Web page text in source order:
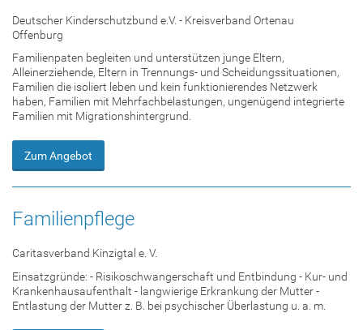
Deutscher Kinderschutzbund e.V. - Kreisverband Ortenau
Offenburg
Familienpaten begleiten und unterstützen junge Eltern,
Alleinerziehende, Eltern in Trennungs- und Scheidungssituationen,
Familien die isoliert leben und kein funktionierendes Netzwerk
haben, Familien mit Mehrfachbelastungen, ungenügend integrierte
Familien mit Migrationshintergrund.
Zum Angebot
Familienpflege
Caritasverband Kinzigtal e. V.
Einsatzgründe: - Risikoschwangerschaft und Entbindung - Kur- und
Krankenhausaufenthalt - langwierige Erkrankung der Mutter -
Entlastung der Mutter z. B. bei psychischer Überlastung u. a. m.